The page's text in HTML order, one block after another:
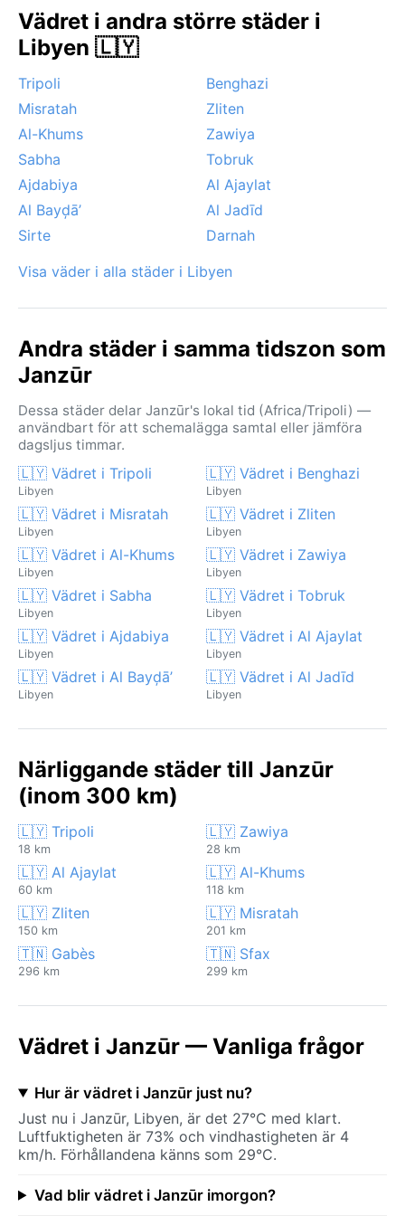
Sahara och föra med sig sandstormar och en
kvävande hetta. Snö är i princip obefintligt, och
ibland orsaka lokala översvämningar. Vädret i Janzūr
kräver tålamod med dess kontraster – solen är
ständigt närvarande, men vinden bär berättelser från
öknen.
Vädret i andra större städer i
Libyen 🇱🇾
Tripoli
Benghazi
Misratah
Zliten
Al-Khums
Zawiya
Sabha
Tobruk
Ajdabiya
Al Ajaylat
Al Bayḑā’
Al Jadīd
Sirte
Darnah
Visa väder i alla städer i Libyen
Andra städer i samma tidszon som
Janzūr
Dessa städer delar Janzūr's lokal tid (Africa/Tripoli) —
användbart för att schemalägga samtal eller jämföra
dagsljus timmar.
🇱🇾 Vädret i Tripoli
Libyen
🇱🇾 Vädret i Benghazi
Libyen
🇱🇾 Vädret i Misratah
Libyen
🇱🇾 Vädret i Zliten
Libyen
🇱🇾 Vädret i Al-Khums
Libyen
🇱🇾 Vädret i Zawiya
Libyen
🇱🇾 Vädret i Sabha
Libyen
🇱🇾 Vädret i Tobruk
Libyen
🇱🇾 Vädret i Ajdabiya
Libyen
🇱🇾 Vädret i Al Ajaylat
Libyen
🇱🇾 Vädret i Al Bayḑā’
Libyen
🇱🇾 Vädret i Al Jadīd
Libyen
Närliggande städer till Janzūr
(inom 300 km)
🇱🇾 Tripoli
18 km
🇱🇾 Zawiya
28 km
🇱🇾 Al Ajaylat
60 km
🇱🇾 Al-Khums
118 km
🇱🇾 Zliten
150 km
🇱🇾 Misratah
201 km
🇹🇳 Gabès
296 km
🇹🇳 Sfax
299 km
Vädret i Janzūr — Vanliga frågor
Hur är vädret i Janzūr just nu?
Just nu i Janzūr, Libyen, är det 27°C med klart.
Luftfuktigheten är 73% och vindhastigheten är 4
km/h. Förhållandena känns som 29°C.
Vad blir vädret i Janzūr imorgon?